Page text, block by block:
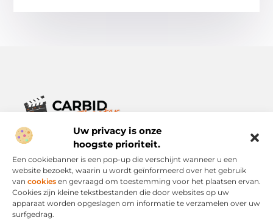
Uw privacy is onze
hoogste prioriteit.
Een cookiebanner is een pop-up die verschijnt wanneer u een
website bezoekt, waarin u wordt geïnformeerd over het gebruik
van cookies en gevraagd om toestemming voor het plaatsen ervan.
Cookies zijn kleine tekstbestanden die door websites op uw
apparaat worden opgeslagen om informatie te verzamelen over uw
surfgedrag.
Verhalen die het alledaagse leven verrijken.
Ontdek een breed scala aan blogs en artikelen die je inspireren,
informeren en verrijken – voor elke dag, voor iedereen.
Bericht categorie